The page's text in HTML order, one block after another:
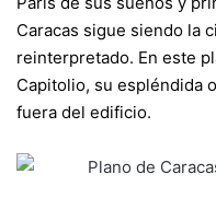
Caracas sigue siendo la
reinterpretado. En este
Capitolio, su espléndida
fuera del edificio.